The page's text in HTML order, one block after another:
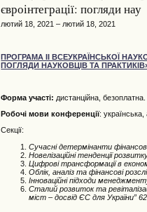
євроінтеграції: погляди нау
лютий 18, 2021 – лютий 18, 2021
ПРОГРАМА ІІ ВСЕУКРАЇНСЬКОЇ
ПОГЛЯДИ НАУКОВЦІВ ТА
Форма участі: дистанційна, безоплатна.
Робочі мови конференції: українська,
Секції:
Сучасні детермінанти
Новелізаційні тенденції
Цифрові трансформації в
Облік, аналіз та фінансові
Інноваційні підходи
Сталий розвиток та
міст – досвід ЄС для України”